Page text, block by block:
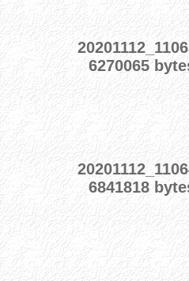
6270065
6841818